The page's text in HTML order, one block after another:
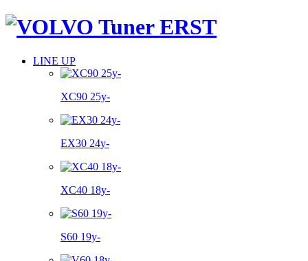
LINE UP
XC90 25y-
EX30 24y-
XC40 18y-
S60 19y-